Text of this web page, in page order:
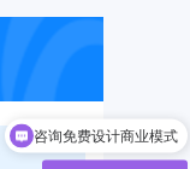
咨询免费设计商业模式